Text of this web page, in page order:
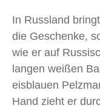
In Russland
die Geschenke,
wie er auf
langen weißen
eisblauen
Hand zieht er